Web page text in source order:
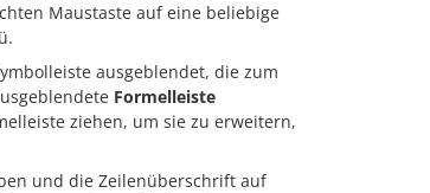
Maustaste auf eine beliebige
ausgeblendet, die zum
Formelleiste
ziehen, um sie zu erweitern,
und die Zeilenüberschrift auf